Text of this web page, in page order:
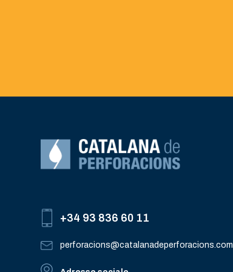
+34 93 836 60 11
perforacions@catalanadeperforacions.com